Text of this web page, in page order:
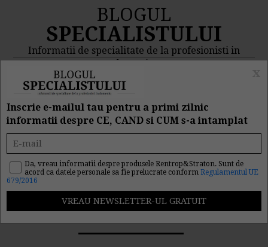
BLOGUL
SPECIALISTULUI
Informatii de specialitate de la profesionisti in
domeniu
MENIU
Fonduri europene de 500
de milioane de euro pana
in 2020. Cine sunt
beneficiarii?
Inscrie e-mailul tau pentru a primi zilnic
informatii despre CE, CAND si CUM s-a intamplat
Da, vreau informatii despre produsele Rentrop&Straton. Sunt de
acord ca datele personale sa fie prelucrate conform Regulamentul UE
679/2016